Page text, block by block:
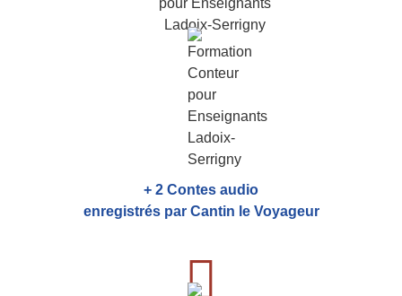
+ 2 Contes audio
enregistrés par Cantin le Voyageur